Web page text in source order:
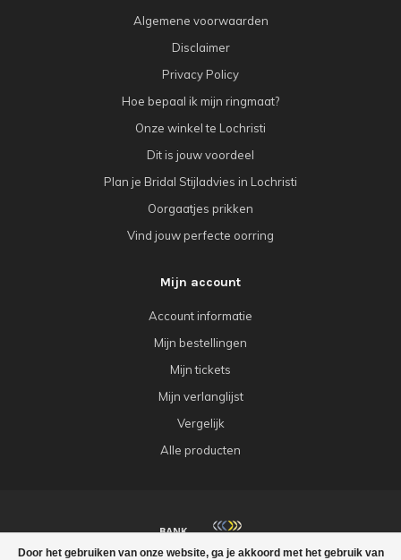
Door het gebruiken van onze website, ga je akkoord met het gebruik van
Algemene voorwaarden
Disclaimer
Privacy Policy
Hoe bepaal ik mijn ringmaat?
Onze winkel te Lochristi
Dit is jouw voordeel
Plan je Bridal Stijladvies in Lochristi
Oorgaatjes prikken
Vind jouw perfecte oorring
Mijn account
Account informatie
Mijn bestellingen
Mijn tickets
Mijn verlanglijst
Vergelijk
Alle producten